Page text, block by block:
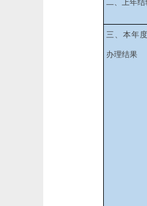
二、上年
三、本年度
办理结果